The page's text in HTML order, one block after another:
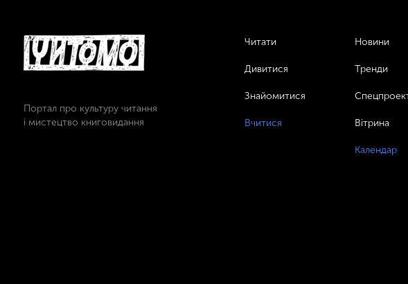
Портал про культуру читання
і мистецтво книговидання
Читати
Дивитися
Знайомитися
Вчитися
Новини
Тренди
Вітрина
Календар